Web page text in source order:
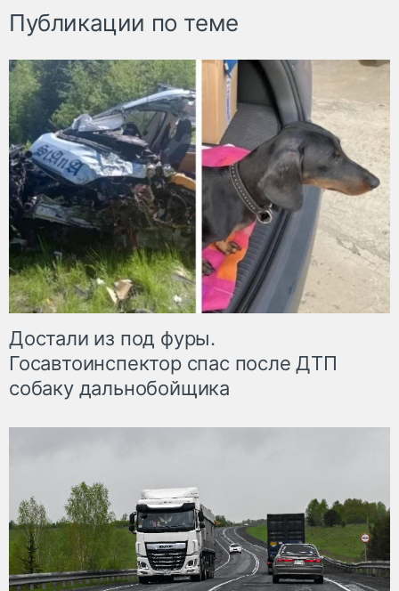
Публикации по теме
Достали из под фуры.
Госавтоинспектор спас после ДТП
собаку дальнобойщика